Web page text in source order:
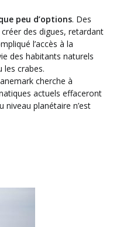
peu d’options. Des
des digues, retardant
l’accès à la
des habitants naturels
les crabes.
cherche à
actuels effaceront
niveau planétaire n’est